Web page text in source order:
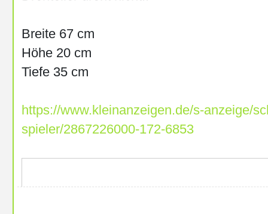
Breite 67 cm
Höhe 20 cm
Tiefe 35 cm
https://www.kleinanzeigen.de/s-anzeige/
spieler/2867226000-172-6853